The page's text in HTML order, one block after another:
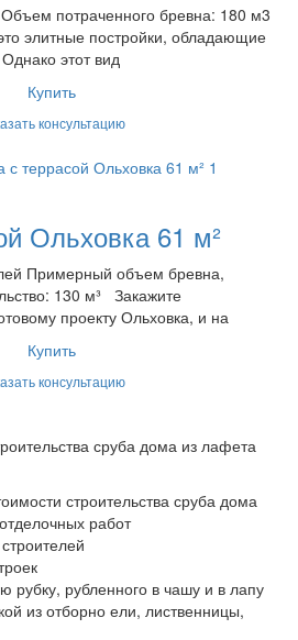
потраченного бревна: 180 м3
элитные постройки, обладающие
этот вид
Купить
консультацию
Ольховка 61 м²
Примерный объем бревна,
130 м³ Закажите
проекту Ольховка, и на
Купить
консультацию
сруба дома из лафета
строительства сруба дома
работ
рубку, рубленного в чашу и в лапу
из отборно ели, лиственницы,